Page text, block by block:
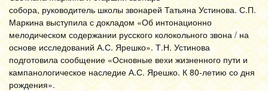
собора, руководитель школы звонарей Татьяна Устинова. С.П.
Маркина выступила с докладом «Об интонационно
мелодическом содержании русского колокольного звона / на
основе исследований А.С. Ярешко». Т.Н. Устинова
подготовила сообщение «Основные вехи жизненного пути и
кампанологическое наследие А.С. Ярешко. К 80-летию со дня
рождения».